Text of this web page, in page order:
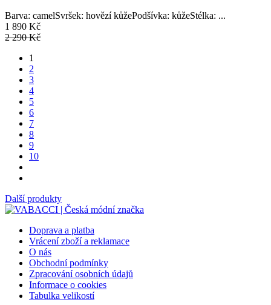
Barva: camelSvršek: hovězí kůžePodšívka: kůžeStélka: ...
1 890 Kč
2 290 Kč
1
2
3
4
5
6
7
8
9
10
Další produkty
Doprava a platba
Vrácení zboží a reklamace
O nás
Obchodní podmínky
Zpracování osobních údajů
Informace o cookies
Tabulka velikostí